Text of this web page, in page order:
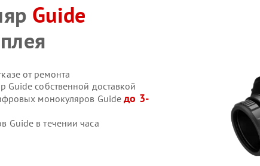
Guide
от ремонта
собственной доставкой
монокуляров Guideдо 3-
Guide в течении часа